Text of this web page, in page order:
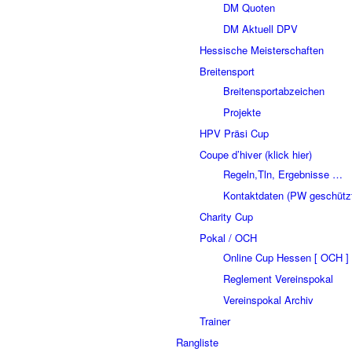
DM Quoten
DM Aktuell DPV
Hessische Meisterschaften
Breitensport
Breitensportabzeichen
Projekte
HPV Präsi Cup
Coupe d’hiver (klick hier)
Regeln,Tln, Ergebnisse …
Kontaktdaten (PW
Charity Cup
Pokal / OCH
Online Cup Hessen [ OCH ]
Reglement Vereinspokal
Vereinspokal Archiv
Trainer
Rangliste